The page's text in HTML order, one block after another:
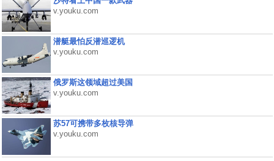
v.youku.com
潜艇最怕反潜巡逻机
v.youku.com
俄罗斯这领域超过美国
v.youku.com
苏57可携带多枚核导弹
v.youku.com